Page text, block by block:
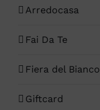
Arredocasa
Fai Da Te
Fiera del Bianco
Giftcard